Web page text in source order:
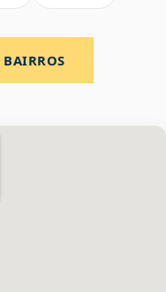
BAIRROS